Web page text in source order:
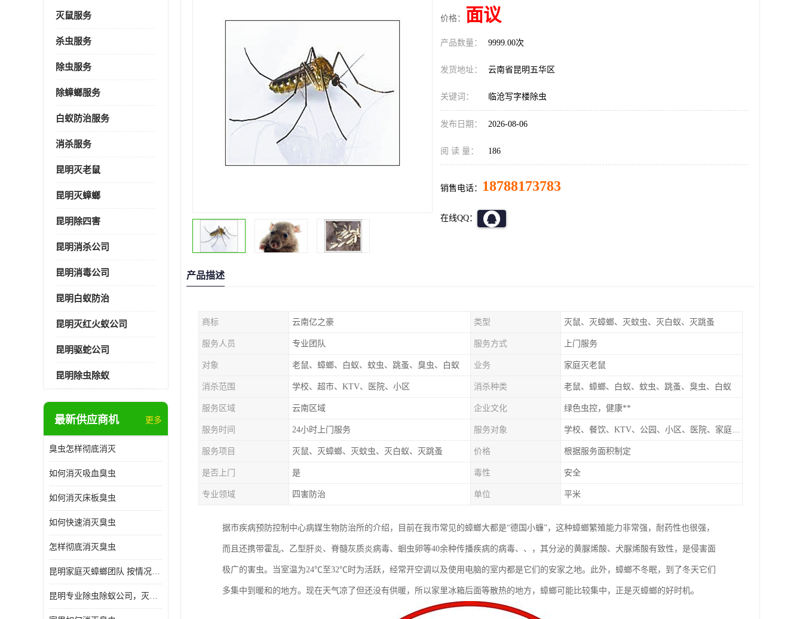
灭鼠服务
杀虫服务
除虫服务
除蟑螂服务
白蚁防治服务
消杀服务
昆明灭老鼠
昆明灭蟑螂
昆明除四害
昆明消杀公司
昆明消毒公司
昆明白蚁防治
昆明灭红火蚁公司
昆明驱蛇公司
昆明除虫除蚁
最新供应商机 更多
臭虫怎样彻底消灭
如何消灭吸血臭虫
如何消灭床板臭虫
如何快速消灭臭虫
怎样彻底消灭臭虫
昆明家庭灭蟑螂团队 按情况提出解决方案
昆明专业除虫除蚁公司，灭鼠，灭蟑螂，灭蚊虫，灭白蚁，灭红火蚁
价格： 面议
产品数量： 9999.00次
发货地址： 云南省昆明五华区
关键词： 临沧写字楼除虫
发布日期： 2026-08-06
阅 读 量： 186
销售电话： 18788173783
在线QQ：
产品描述
商标 云南亿之豪 类型 灭鼠、灭蟑螂、灭蚊虫、灭白蚁、灭跳蚤
服务人员 专业团队 服务方式 上门服务
对象 老鼠、蟑螂、白蚁、蚊虫、跳蚤、臭虫、白蚁 业务 家庭灭老鼠
消杀范围 学校、超市、KTV、医院、小区 消杀种类 老鼠、蟑螂、白蚁、蚊虫、跳蚤、臭虫、白蚁
服务区域 云南区域 企业文化 绿色虫控，健康**
服务时间 24小时上门服务 服务对象 学校、餐饮、KTV、公园、小区、医院、家庭、超市
服务项目 灭鼠、灭蟑螂、灭蚊虫、灭白蚁、灭跳蚤 价格 根据服务面积制定
是否上门 是 毒性 安全
专业领域 四害防治 单位 平米
据市疾病预防控制中心病媒生物防治所的介绍，目前在我市常见的蟑螂大都是“德国小蠊”，这种蟑螂繁殖能力非常强，耐药性也很强，
而且还携带霍乱、乙型肝炎、脊髓灰质炎病毒、蛔虫卵等40余种传播疾病的病毒、、，其分泌的黄脲烯酸、犬脲烯酸有致性，是侵害面
极广的害虫。当室温为24℃至32℃时为活跃，经常开空调以及使用电脑的室内都是它们的安家之地。此外，蟑螂不冬眠，到了冬天它们
多集中到暖和的地方。现在天气凉了但还没有供暖，所以家里冰箱后面等散热的地方，蟑螂可能比较集中，正是灭蟑螂的好时机。